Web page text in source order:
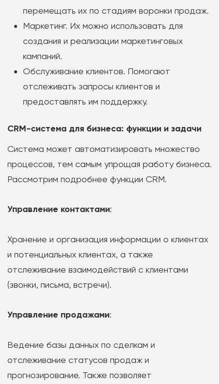
перемещать их по стадиям воронки продаж.
Маркетинг. Их можно использовать для
создания и реализации маркетинговых
кампаний.
Обслуживание клиентов. Помогают
отслеживать запросы клиентов и
предоставлять им поддержку.
CRM-система для бизнеса: функции и задачи
Система может автоматизировать множество
процессов, тем самым упрощая работу бизнеса.
Рассмотрим подробнее функции CRM.
Управление контактами:
Хранение и организация информации о клиентах
и потенциальных клиентах, а также
отслеживание взаимодействий с клиентами
(звонки, письма, встречи).
Управление продажами:
Ведение базы данных по сделкам и
отслеживание статусов продаж и
прогнозирование. Также позволяет